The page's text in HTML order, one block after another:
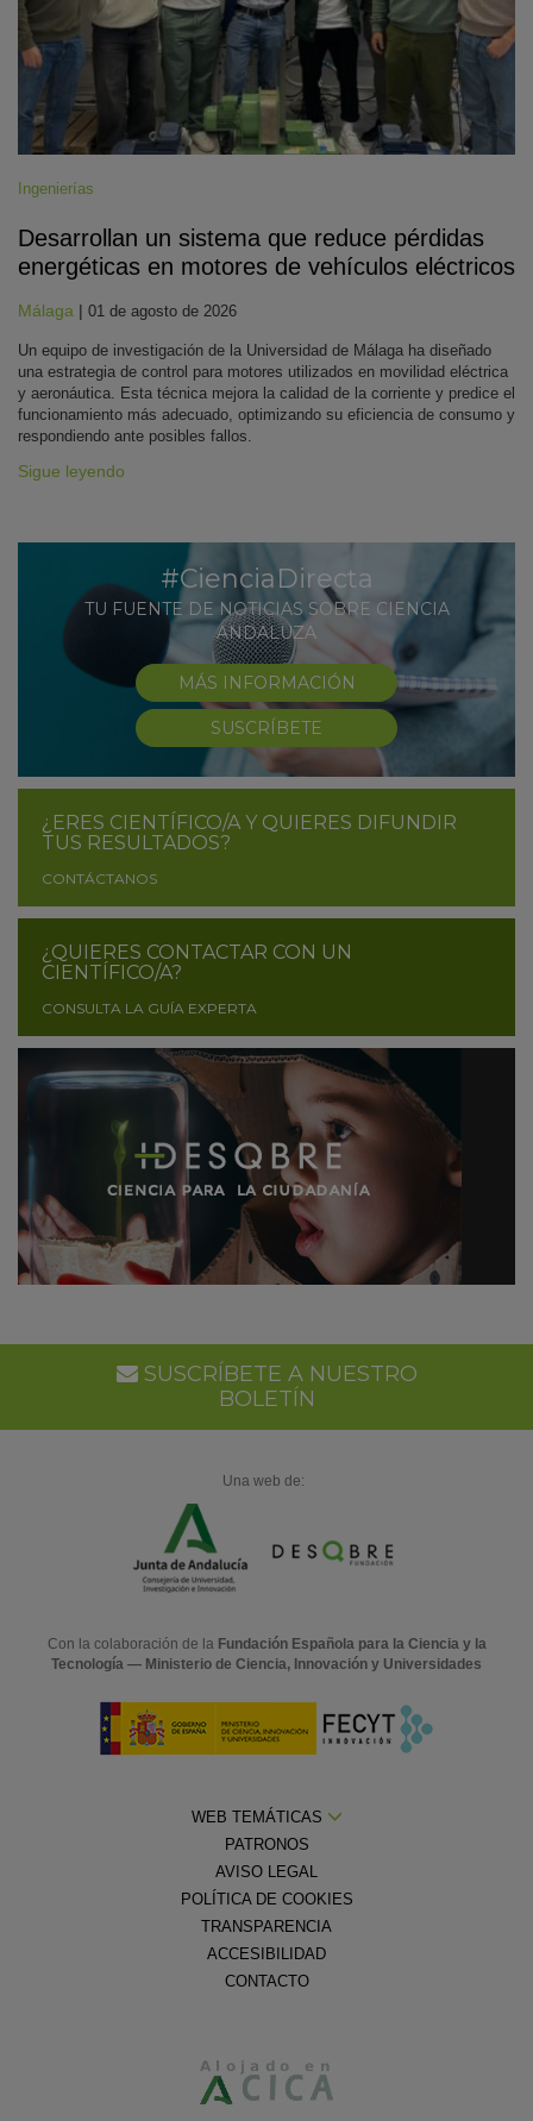
Ingenierías
Desarrollan un sistema que reduce pérdidas
energéticas en motores de vehículos eléctricos
Málaga | 01 de agosto de 2026
Un equipo de investigación de la Universidad de Málaga ha diseñado
una estrategia de control para motores utilizados en movilidad eléctrica
y aeronáutica. Esta técnica mejora la calidad de la corriente y predice el
funcionamiento más adecuado, optimizando su eficiencia de consumo y
respondiendo ante posibles fallos.
Sigue leyendo
#CienciaDirecta
TU FUENTE DE NOTICIAS SOBRE CIENCIA
ANDALUZA
MÁS INFORMACIÓN
SUSCRÍBETE
¿ERES CIENTÍFICO/A Y QUIERES DIFUNDIR
TUS RESULTADOS?
CONTÁCTANOS
¿QUIERES CONTACTAR CON UN
CIENTÍFICO/A?
CONSULTA LA GUÍA EXPERTA
SUSCRÍBETE A NUESTRO
BOLETÍN
Una web de:
Con la colaboración de la Fundación Española para la Ciencia y la
Tecnología — Ministerio de Ciencia, Innovación y Universidades
WEB TEMÁTICAS
PATRONOS
AVISO LEGAL
POLÍTICA DE COOKIES
TRANSPARENCIA
ACCESIBILIDAD
CONTACTO